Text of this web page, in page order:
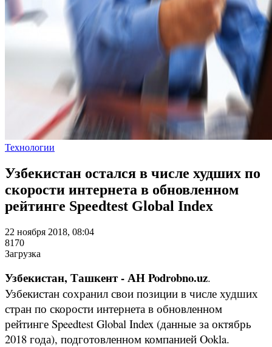
Технологии
Узбекистан остался в числе худших по
скорости интернета в обновленном
рейтинге Speedtest Global Index
22 ноября 2018, 08:04
8170
Загрузка
Узбекистан, Ташкент - АН Podrobno.uz.
Узбекистан сохранил свои позиции в числе худших
стран по скорости интернета в обновленном
рейтинге Speedtest Global Index (данные за октябрь
2018 года), подготовленном компанией Ookla.